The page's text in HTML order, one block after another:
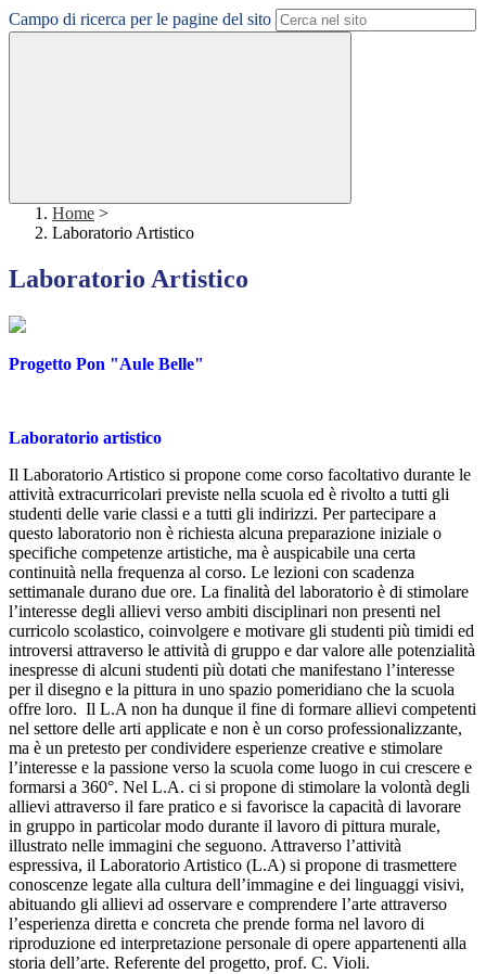
Campo di ricerca per le pagine del sito
Home >
Laboratorio Artistico
Laboratorio Artistico
Progetto Pon "Aule Belle"
Laboratorio artistico
Il Laboratorio Artistico si propone come corso facoltativo durante le
attività extracurricolari previste nella scuola ed è rivolto a tutti gli
studenti delle varie classi e a tutti gli indirizzi. Per partecipare a
questo laboratorio non è richiesta alcuna preparazione iniziale o
specifiche competenze artistiche, ma è auspicabile una certa
continuità nella frequenza al corso. Le lezioni con scadenza
settimanale durano due ore. La finalità del laboratorio è di stimolare
l’interesse degli allievi verso ambiti disciplinari non presenti nel
curricolo scolastico, coinvolgere e motivare gli studenti più timidi ed
introversi attraverso le attività di gruppo e dar valore alle potenzialità
inespresse di alcuni studenti più dotati che manifestano l’interesse
per il disegno e la pittura in uno spazio pomeridiano che la scuola
offre loro. Il L.A non ha dunque il fine di formare allievi competenti
nel settore delle arti applicate e non è un corso professionalizzante,
ma è un pretesto per condividere esperienze creative e stimolare
l’interesse e la passione verso la scuola come luogo in cui crescere e
formarsi a 360°. Nel L.A. ci si propone di stimolare la volontà degli
allievi attraverso il fare pratico e si favorisce la capacità di lavorare
in gruppo in particolar modo durante il lavoro di pittura murale,
illustrato nelle immagini che seguono. Attraverso l’attività
espressiva, il Laboratorio Artistico (L.A) si propone di trasmettere
conoscenze legate alla cultura dell’immagine e dei linguaggi visivi,
abituando gli allievi ad osservare e comprendere l’arte attraverso
l’esperienza diretta e concreta che prende forma nel lavoro di
riproduzione ed interpretazione personale di opere appartenenti alla
storia dell’arte. Referente del progetto, prof. C. Violi.